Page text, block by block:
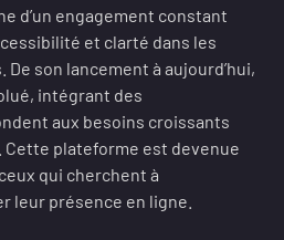
d’un engagement constant
et clarté dans les
son lancement à aujourd’hui,
intégrant des
aux besoins croissants
plateforme est devenue
qui cherchent à
leur présence en ligne.